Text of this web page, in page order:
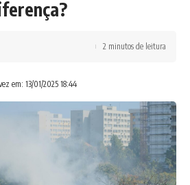
em: 13/01/2025 18:44
2 minutos de leitura